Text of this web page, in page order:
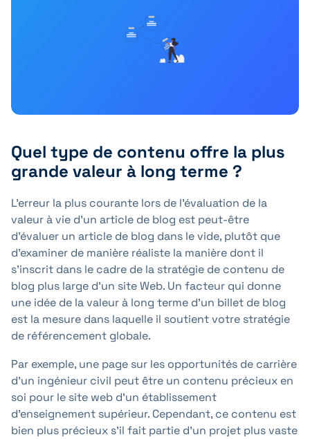
Quel type de contenu offre la plus
grande valeur à long terme ?
L'erreur la plus courante lors de l'évaluation de la
valeur à vie d'un article de blog est peut-être
d'évaluer un article de blog dans le vide, plutôt que
d'examiner de manière réaliste la manière dont il
s'inscrit dans le cadre de la stratégie de contenu de
blog plus large d'un site Web. Un facteur qui donne
une idée de la valeur à long terme d'un billet de blog
est la mesure dans laquelle il soutient votre stratégie
de référencement globale.
Par exemple, une page sur les opportunités de carrière
d'un ingénieur civil peut être un contenu précieux en
soi pour le site web d'un établissement
d'enseignement supérieur. Cependant, ce contenu est
bien plus précieux s'il fait partie d'un projet plus vaste